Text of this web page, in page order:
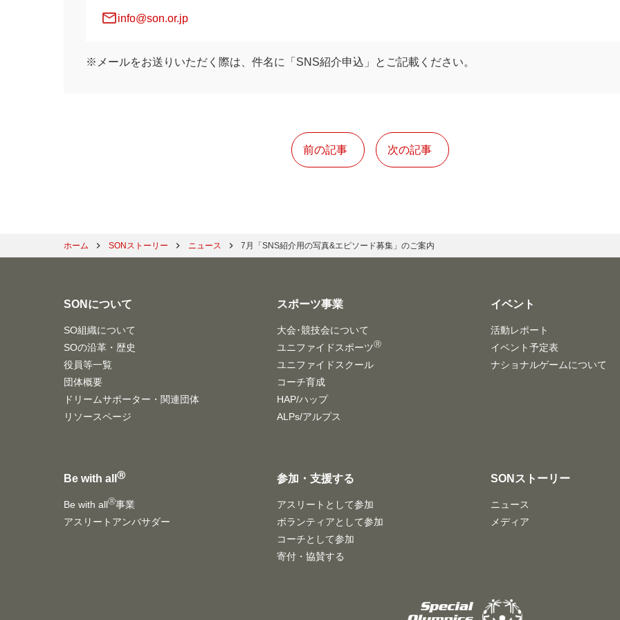
mailinfo@son.or.jp
※メールをお送りいただく際は、件名に「SNS紹介申込」とご記載ください。
前の記事 次の記事
ホーム SONストーリー ニュース 7月「SNS紹介用の写真&エピソード募集」のご案内
SONについて
SO組織について
SOの沿革・歴史
役員等一覧
団体概要
ドリームサポーター・関連団体
リソースページ
Be with all Ⓡ
Be with allⓇ事業
アスリートアンバサダー
スポーツ事業
大会･競技会について
ユニファイドスポーツⓇ
ユニファイドスクール
コーチ育成
HAP/ハップ
ALPs/アルプス
参加・支援する
アスリートとして参加
ボランティアとして参加
コーチとして参加
寄付・協賛する
イベント
活動レポート
イベント予定表
ナショナルゲームについて
SONストーリー
ニュース
メディア